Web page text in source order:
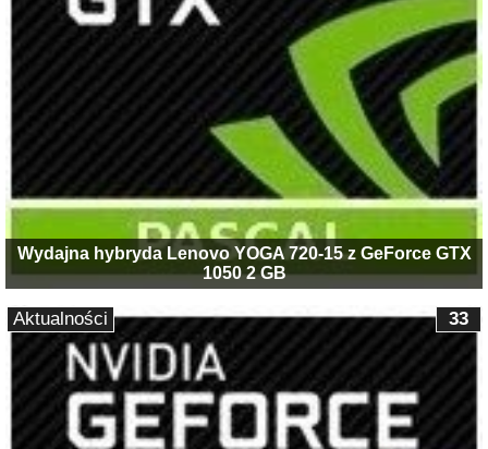
Wydajna hybryda Lenovo YOGA 720-15 z GeForce GTX
1050 2 GB
33
Aktualności